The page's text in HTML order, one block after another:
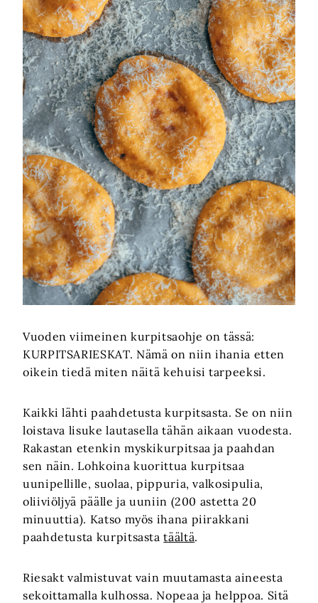
Vuoden viimeinen kurpitsaohje on tässä:
KURPITSARIESKAT. Nämä on niin ihania etten
oikein tiedä miten näitä kehuisi tarpeeksi.
Kaikki lähti paahdetusta kurpitsasta. Se on niin
loistava lisuke lautasella tähän aikaan vuodesta.
Rakastan etenkin myskikurpitsaa ja paahdan
sen näin. Lohkoina kuorittua kurpitsaa
uunipellille, suolaa, pippuria, valkosipulia,
oliiviöljyä päälle ja uuniin (200 astetta 20
minuuttia). Katso myös ihana piirakkani
paahdetusta kurpitsastatäältä.
Riesakt valmistuvat vain muutamasta aineesta
sekoittamalla kulhossa. Nopeaa ja helppoa. Sitä